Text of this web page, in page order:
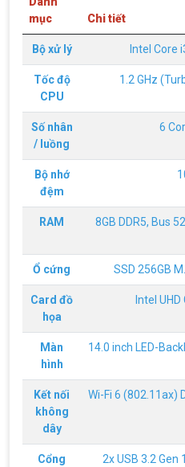
mục
Chi tiết
Bộ xử lý Intel Core
Tốc độ
CPU
1.2 GHz
Số nhân
/ luồng
6
Bộ nhớ
đệm
RAM
8GB DDR5, Bus
Ổ cứng SSD 256GB
Card đồ
họa
Intel
Màn
hình
14.0 inch LED-
Kết nối
không
dây
Wi-Fi 6 (802.11ax)
Cổng
2x USB 3.2 Gen
Top 18
với tuổi
thơ của
Họa AMD
Game